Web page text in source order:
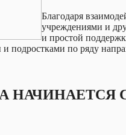
Благодаря
учреждениями и
и простой
и подростками по ряду
НАЧИНАЕТСЯ